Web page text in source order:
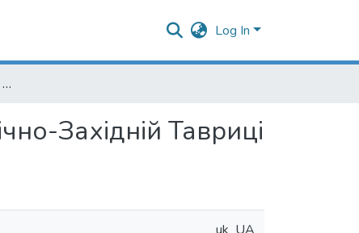
Log In
Чорнолакові канфари з поселення Маслини у Північно-Західній Тавриці
Західній Тавриці